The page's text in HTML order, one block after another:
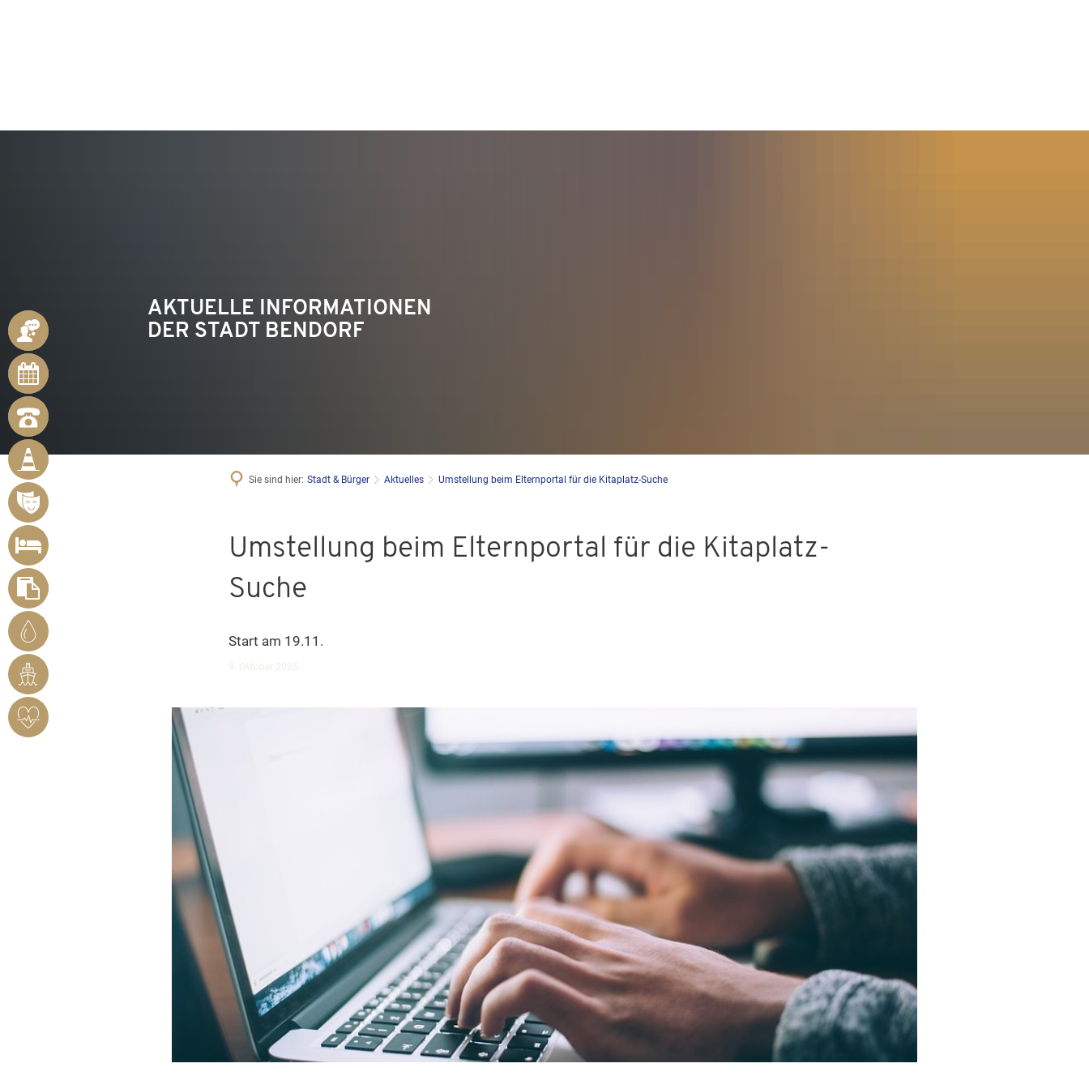
AKTUELLE INFORMATIONEN
DER STADT BENDORF
ANSPRECHPARTNER
ONLINE-
TERMINE
NOTRUFNUMMERN
BÜRGER
MELDEN
MÄNGEL
VERANSTALTUNGSÜBERSICHT
UNTERKUNFT
SUCHEN
FORMULARE
STADTWERKE
BENDORF
RHEINHAFEN
HERZSICHERES
BENDORF
Sie sind hier: Stadt & Bürger Aktuelles Umstellung beim Elternportal für die Kitaplatz-Suche
Umstellung beim Elternportal für die Kitaplatz-
Suche
Start am 19.11.
9. Oktober 2025